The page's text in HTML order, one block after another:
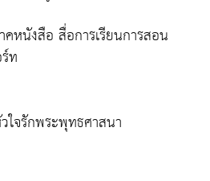
คหนังสือ สื่อการเรียนการสอน
ท
ใจรักพระพุทธศาสนา